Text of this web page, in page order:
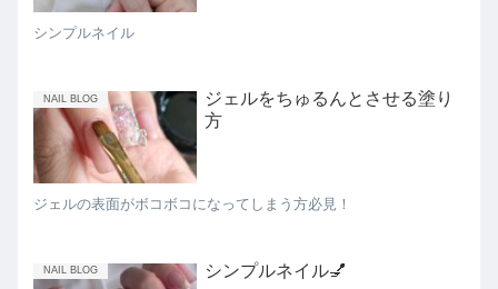
シンプルネイル
NAIL BLOG
ジェルをちゅるんとさせる塗り
方
ジェルの表面がボコボコになってしまう方必見！
NAIL BLOG シンプルネイル💅